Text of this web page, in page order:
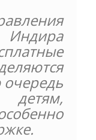
детям,